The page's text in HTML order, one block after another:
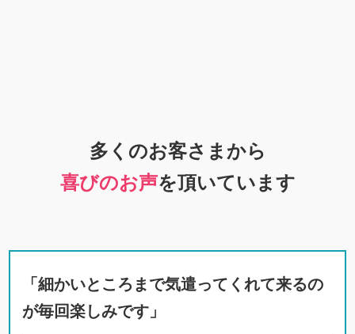
多くのお客さまから
喜びのお声を頂いています
「細かいところまで気遣ってくれて来るの
が毎回楽しみです」